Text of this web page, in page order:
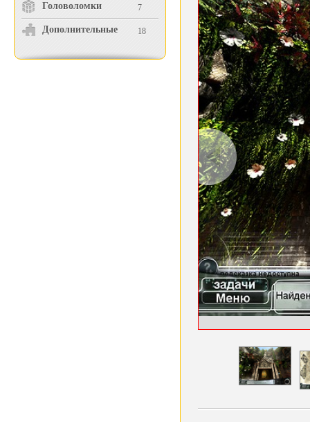
Головоломки 7
Дополнительные 18